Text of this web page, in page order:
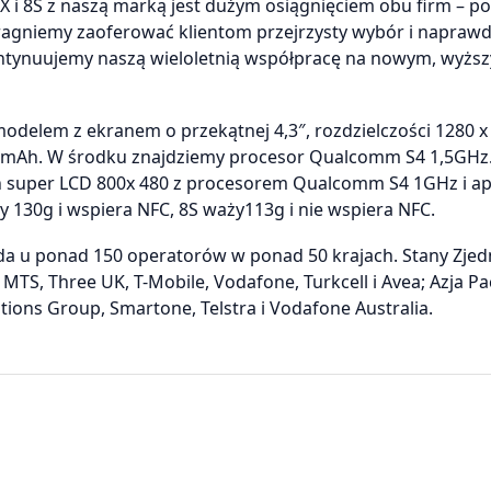
i 8S z naszą marką jest dużym osiągnięciem obu firm –
zaoferować klientom przejrzysty wybór i
naszą wieloletnią współpracę na nowym,
z ekranem o przekątnej 4,3″, rozdzielczości 1280 x
W środku znajdziemy procesor Qualcomm S4
LCD 800x 480 z procesorem Qualcomm S4 1GHz i
i wspiera NFC, 8S waży113g i nie wspiera NFC.
u ponad 150 operatorów w ponad 50 krajach. Stany
Three UK, T-Mobile, Vodafone, Turkcell i Avea; Azja
Group, Smartone, Telstra i Vodafone Australia.